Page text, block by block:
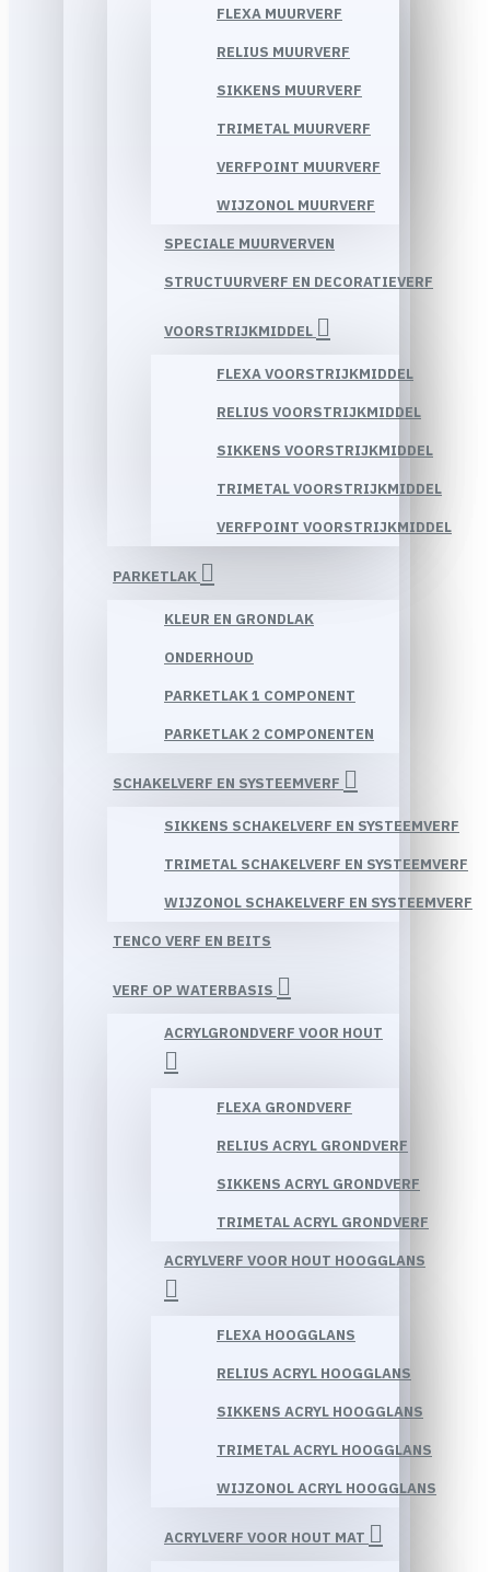
FLEXA MUURVERF
RELIUS MUURVERF
SIKKENS MUURVERF
TRIMETAL MUURVERF
VERFPOINT MUURVERF
WIJZONOL MUURVERF
SPECIALE MUURVERVEN
STRUCTUURVERF EN DECORATIEVERF
VOORSTRIJKMIDDEL
FLEXA VOORSTRIJKMIDDEL
RELIUS VOORSTRIJKMIDDEL
SIKKENS VOORSTRIJKMIDDEL
TRIMETAL VOORSTRIJKMIDDEL
VERFPOINT VOORSTRIJKMIDDEL
PARKETLAK
KLEUR EN GRONDLAK
ONDERHOUD
PARKETLAK 1 COMPONENT
PARKETLAK 2 COMPONENTEN
SCHAKELVERF EN SYSTEEMVERF
SIKKENS SCHAKELVERF EN SYSTEEMVERF
TRIMETAL SCHAKELVERF EN SYSTEEMVERF
WIJZONOL SCHAKELVERF EN SYSTEEMVERF
TENCO VERF EN BEITS
VERF OP WATERBASIS
ACRYLGRONDVERF VOOR HOUT
FLEXA GRONDVERF
RELIUS ACRYL GRONDVERF
SIKKENS ACRYL GRONDVERF
TRIMETAL ACRYL GRONDVERF
ACRYLVERF VOOR HOUT HOOGGLANS
FLEXA HOOGGLANS
RELIUS ACRYL HOOGGLANS
SIKKENS ACRYL HOOGGLANS
TRIMETAL ACRYL HOOGGLANS
WIJZONOL ACRYL HOOGGLANS
ACRYLVERF VOOR HOUT MAT